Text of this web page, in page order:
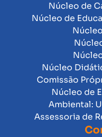
Núcleo de
Núcleo de
Núcleo
Comissão
Núcleo de
Ambiental:
Assessoria de